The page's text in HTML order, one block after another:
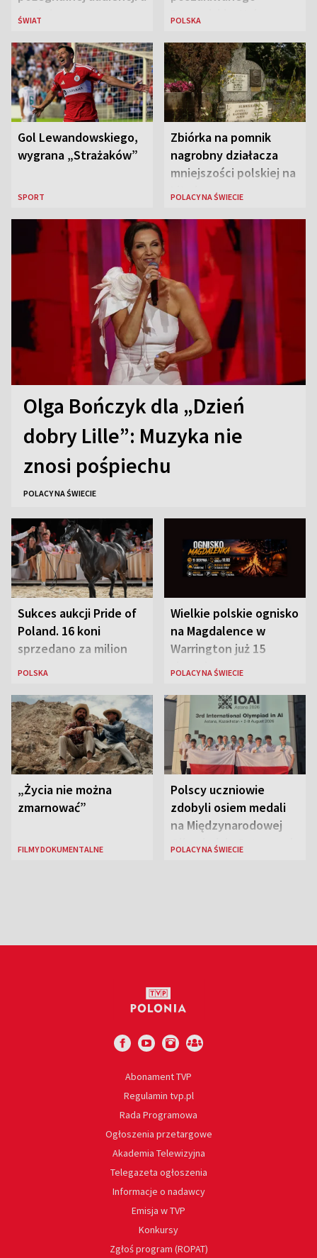
papieża
ŚWIAT
Europejskim Nakazem
POLSKA
Gol Lewandowskiego,
wygrana „Strażaków”
SPORT
Zbiórka na pomnik
nagrobny działacza
mniejszości polskiej na
Litwie
POLACY NA ŚWIECIE
Olga Bończyk dla „Dzień
dobry Lille”: Muzyka nie
znosi pośpiechu
POLACY NA ŚWIECIE
Sukces aukcji Pride of
Poland. 16 koni
sprzedano za milion
euro
POLSKA
Wielkie polskie ognisko
na Magdalence w
Warrington już 15
sierpnia
POLACY NA ŚWIECIE
„Życia nie można
zmarnować”
FILMY DOKUMENTALNE
Polscy uczniowie
zdobyli osiem medali
na Międzynarodowej
Olimpiadzie Sztucznej
POLACY NA ŚWIECIE
Abonament TVP
Regulamin tvp.pl
Rada Programowa
Ogłoszenia przetargowe
Akademia Telewizyjna
Telegazeta ogłoszenia
Informacje o nadawcy
Emisja w TVP
Konkursy
Zgłoś program (ROPAT)